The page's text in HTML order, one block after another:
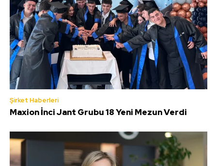
Şirket Haberleri
Maxion İnci Jant Grubu 18 Yeni Mezun Verdi